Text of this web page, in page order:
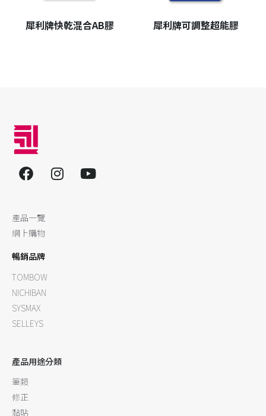
犀利牌快乾混合AB膠 犀利牌可調整超能膠
產品一覽
網上購物
暢銷品牌
TOMBOW
NICHIBAN
SYSMAX
SELLEYS
產品用途分類
筆類
修正
黏貼